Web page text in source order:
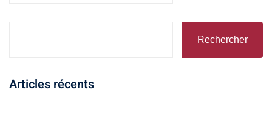
Rechercher
Articles récents